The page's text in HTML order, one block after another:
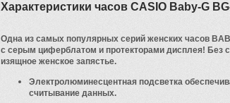
Характеристики часов CASIO Baby-G
Одна из самых популярных серий женских часов
с серым циферблатом и протекторами дисплея! Без
изящное женское запястье.
Электролюминесцентная подсветка
считывание данных.